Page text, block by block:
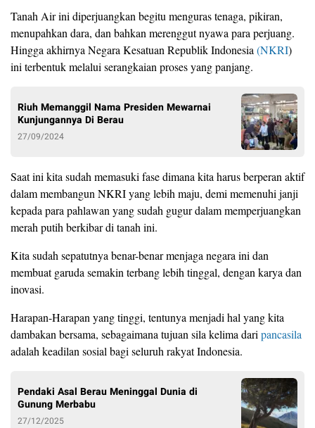
Tanah Air ini diperjuangkan begitu menguras tenaga, pikiran,
menupahkan dara, dan bahkan merenggut nyawa para perjuang.
Hingga akhirnya Negara Kesatuan Republik Indonesia (NKRI)
ini terbentuk melalui serangkaian proses yang panjang.
Riuh Memanggil Nama Presiden Mewarnai
Kunjungannya Di Berau
27/09/2024
Saat ini kita sudah memasuki fase dimana kita harus berperan aktif
dalam membangun NKRI yang lebih maju, demi memenuhi janji
kepada para pahlawan yang sudah gugur dalam memperjuangkan
merah putih berkibar di tanah ini.
Kita sudah sepatutnya benar-benar menjaga negara ini dan
membuat garuda semakin terbang lebih tinggal, dengan karya dan
inovasi.
Harapan-Harapan yang tinggi, tentunya menjadi hal yang kita
dambakan bersama, sebagaimana tujuan sila kelima dari pancasila
adalah keadilan sosial bagi seluruh rakyat Indonesia.
Pendaki Asal Berau Meninggal Dunia di
Gunung Merbabu
27/12/2025